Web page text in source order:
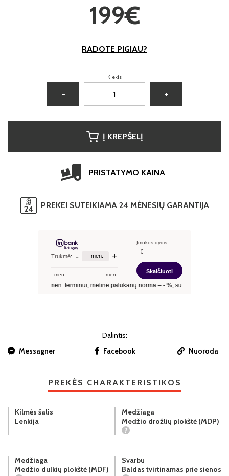
199€
RADOTE PIGIAU?
Kiekis:
− +
Į KREPŠELĮ
PRISTATYMO KAINA
PREKEI SUTEIKIAMA 24 MĖNESIŲ GARANTIJA
Dalintis:
Messagner
Facebook Nuoroda
PREKĖS CHARAKTERISTIKOS
Kilmės šalis
Lenkija
Medžiaga
Medžio drožlių plokštė (MDP)
?
Medžiaga
Medžio dulkių plokštė (MDF)
Svarbu
Baldas tvirtinamas prie sienos